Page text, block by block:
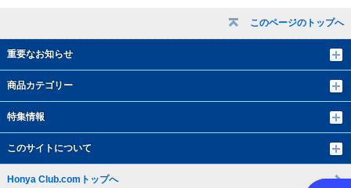
このページのトップへ
重要なお知らせ
商品カテゴリー
特集情報
このサイトについて
Honya Club.comトップへ